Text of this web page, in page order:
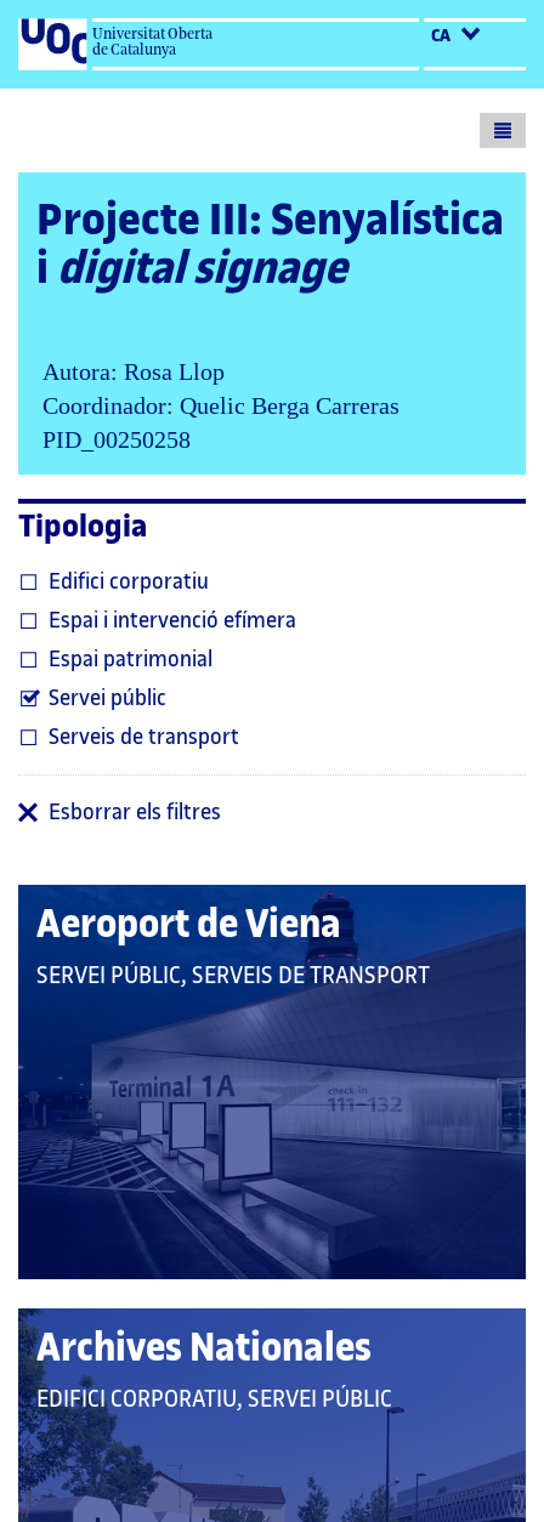
Universitat Oberta
de Catalunya
CA
Projecte III: Senyalística
i digital signage
Autora: Rosa Llop
Coordinador: Quelic Berga Carreras
PID_00250258
Tipologia
Edifici corporatiu
Espai i intervenció efímera
Espai patrimonial
Servei públic
Serveis de transport
Esborrar els filtres
Aeroport de Viena
QUE
LES
CATEGORIES:
SERVEI PÚBLIC, SERVEIS DE TRANSPORT
Archives Nationales
QUE
PERTANY
A
LES
EDIFICI CORPORATIU, SERVEI PÚBLIC